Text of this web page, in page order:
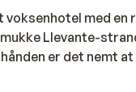
voksenhotel med
Llevante-
er det nemt
eller nyde